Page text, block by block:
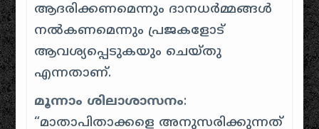
ആദരിക്കണമെന്നും ദാനധർമ്മങ്ങൾ
നൽകണമെന്നും പ്രജകളോട്
ആവശ്യപ്പെടുകയും ചെയ്തു
എന്നതാണ്.
മൂന്നാം ശിലാശാസനം:
“മാതാപിതാക്കളെ അനുസരിക്കുന്നത്